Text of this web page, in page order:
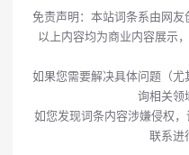
免责声明：本站词条系由网友
以上内容均为商业内容展示
如果您需要解决具体问题（
询相关领
如您发现词条内容涉嫌侵权
联系进